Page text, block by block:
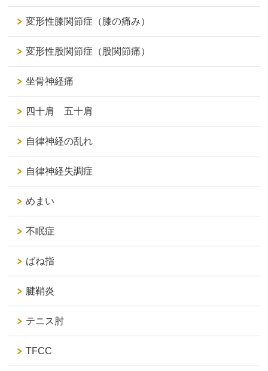
変形性膝関節症（膝の痛み）
変形性股関節症（股関節痛）
坐骨神経痛
四十肩 五十肩
自律神経の乱れ
自律神経失調症
めまい
不眠症
ばね指
腱鞘炎
テニス肘
TFCC